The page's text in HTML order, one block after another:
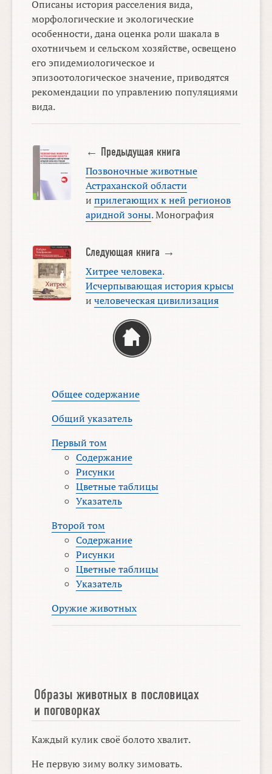
Описаны история расселения вида,
морфологические и экологические
особенности, дана оценка роли шакала в
охотничьем и сельском хозяйстве, освещено
его эпидемиологическое и
эпизоотологическое значение, приводятся
рекомендации по управлению популяциями
вида.
← Предыдущая книга
Позвоночные животные
Астраханской области
и прилегающих к ней регионов
аридной зоны. Монография
Следующая книга →
Хитрее человека.
Исчерпывающая история крысы
и человеческая цивилизация
Общее содержание
Общий указатель
Первый том
Содержание
Рисунки
Цветные таблицы
Указатель
Второй том
Содержание
Рисунки
Цветные таблицы
Указатель
Оружие животных
Образы животных в пословицах
и поговорках
Каждый кулик своё болото хвалит.
Не первую зиму волку зимовать.